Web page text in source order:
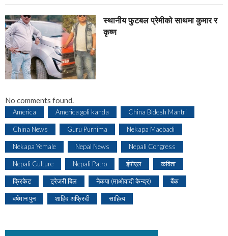
स्थानीय फुटबल प्रेमीको साथमा कुमार र
कृष्ण
No comments found.
America America goli kanda China Bidesh Mantri
China News Guru Purnima Nekapa Maobadi
Nekapa Yemale Nepal News Nepali Congress
Nepali Culture Nepali Patro ईपीएल कविता
क्रिकेट ट्रेजरी बिल नेकपा (माओवादी केन्द्र) बैंक
वर्षमान पुन शाहिद अफ्रिदी साहित्य